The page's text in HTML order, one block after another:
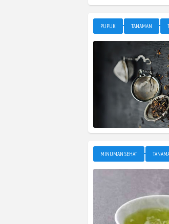
PUPUK TANAMAN
MINUMAN SEHAT